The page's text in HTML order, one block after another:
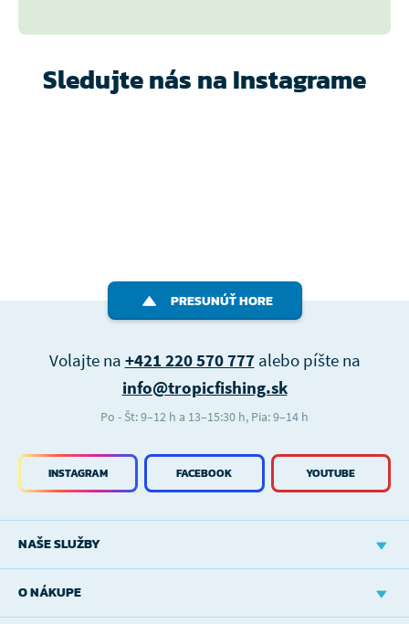
Sledujte nás na Instagrame
PRESUNÚŤ HORE
NAŠE SLUŽBY
O NÁKUPE
INSTAGRAM FACEBOOK YOUTUBE
Volajte na +421 220 570 777alebo píšte na
info@tropicfishing.sk
Po - Št: 9–12 h a 13–15:30 h, Pia: 9–14 h